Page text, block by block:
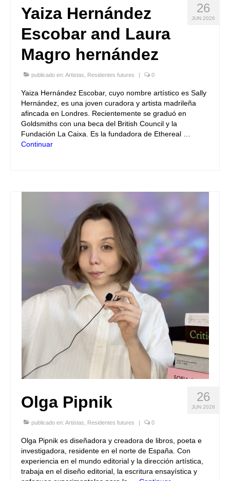
26
JUN 2026
Yaiza Hernández
Escobar and Laura
Magro hernández
publicado en: Artistas Residentes futures | 0
Yaiza Hernández Escobar, cuyo nombre artístico es Sally
Hernández, es una joven curadora y artista madrileña
afincada en Londres. Recientemente se graduó en
Goldsmiths con una beca del British Council y la
Fundación La Caixa. Es la fundadora de Ethereal …
Continuar
26
JUN 2026
Olga Pipnik
publicado en: Artistas Residentes futures | 0
Olga Pipnik es diseñadora y creadora de libros, poeta e
investigadora, residente en el norte de España. Con
experiencia en el mundo editorial y la dirección artística,
trabaja en el diseño editorial, la escritura ensayística y